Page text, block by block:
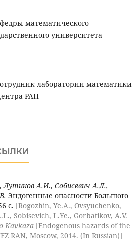
математического
университета
лаборатории математики
РАН
А.И., Собисевич А.Л.,
Эндогенные опасности Большого
с. [Rogozhin, Ye.A., Ovsyuchenko,
Sobisevich, L.Ye., Gorbatikov, A.V.
Kavkaza [Endogenous hazards of the
RAN, Moscow, 2014. (In Russian)]